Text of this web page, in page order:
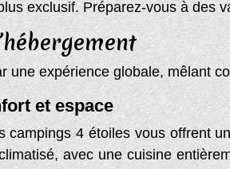
exclusif. Préparez-vous à des
expérience globale, mêlant
et espace
4 étoiles vous offrent
avec une cuisine